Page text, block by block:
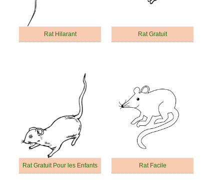
Rat Hilarant Rat Gratuit
Rat Gratuit Pour les Enfants Rat Facile